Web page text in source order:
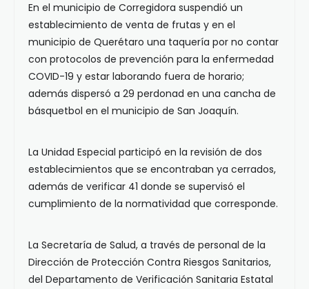
En el municipio de Corregidora suspendió un
establecimiento de venta de frutas y en el
municipio de Querétaro una taquería por no contar
con protocolos de prevención para la enfermedad
COVID-19 y estar laborando fuera de horario;
además dispersó a 29 perdonad en una cancha de
básquetbol en el municipio de San Joaquín.
La Unidad Especial participó en la revisión de dos
establecimientos que se encontraban ya cerrados,
además de verificar 41 donde se supervisó el
cumplimiento de la normatividad que corresponde.
La Secretaría de Salud, a través de personal de la
Dirección de Protección Contra Riesgos Sanitarios,
del Departamento de Verificación Sanitaria Estatal